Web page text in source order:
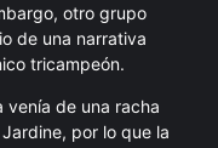
otro grupo
de una narrativa
tricampeón.
venía de una racha
por lo que la